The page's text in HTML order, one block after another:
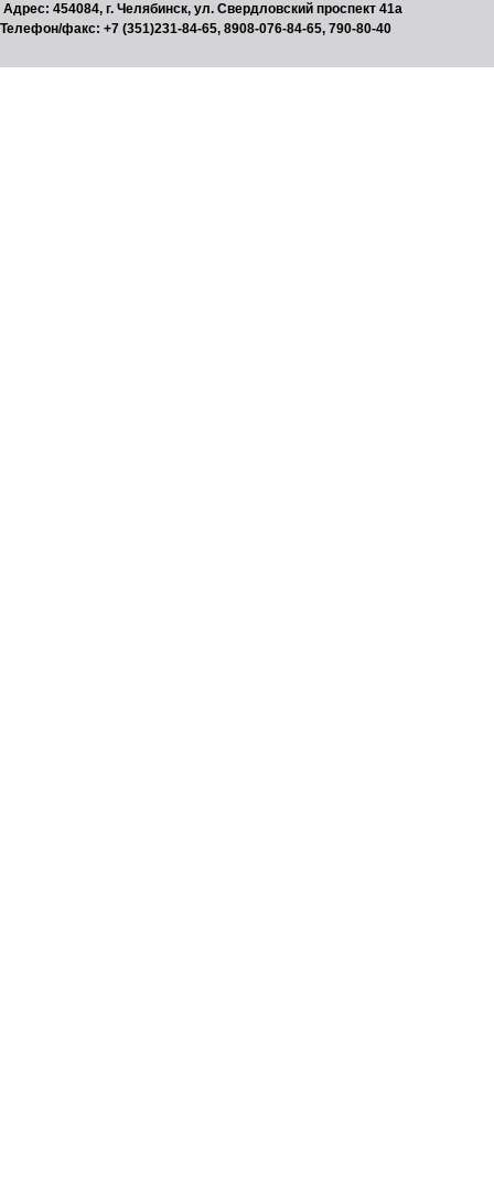
Адрес: 454084, г. Челябинск, ул. Свердловский проспект 41а
Телефон/факс: +7 (351)231-84-65, 8908-076-84-65, 790-80-40